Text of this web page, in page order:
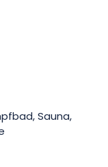
damit Ihr
oder ein
vereint, um ein
zu haben.
Spa Ribeauvillé und
Lebensart.
Sauna,